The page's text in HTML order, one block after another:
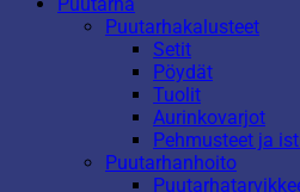
Puutarhakalusteet
Setit
Pöydät
Tuolit
Aurinkovarjot
Pehmusteet ja
Puutarhanhoito